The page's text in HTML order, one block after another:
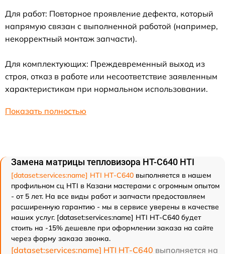
Для работ: Повторное проявление дефекта, который
напрямую связан с выполненной работой (например,
некорректный монтаж запчасти).
Для комплектующих: Преждевременный выход из
строя, отказ в работе или несоответствие заявленным
характеристикам при нормальном использовании.
Показать полностью
Замена матрицы тепловизора HT-C640 HTI
[dataset:services:name] HTI HT-C640 выполняется в нашем
профильном сц HTI в Казани мастерами с огромным опытом
- от 5 лет. На все виды работ и запчасти предоставляем
расширенную гарантию - мы в сервисе уверены в качестве
наших услуг. [dataset:services:name] HTI HT-C640 будет
стоить на -15% дешевле при оформлении заказа на сайте
через форму заказа звонка.
[dataset:services:name] HTI HT-C640 выполняется на